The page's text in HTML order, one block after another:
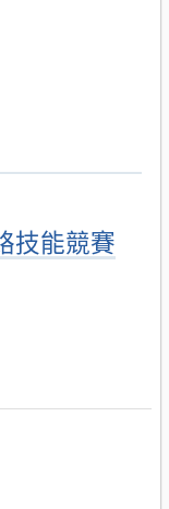
技能競賽